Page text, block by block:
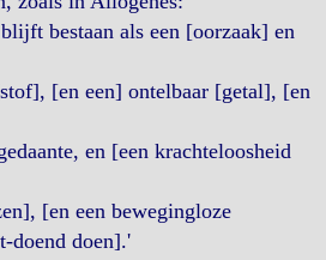
bestaan als een [oorzaak] en
[en een] ontelbaar [getal], [en
en [een krachteloosheid
[en een bewegingloze
doend doen].'